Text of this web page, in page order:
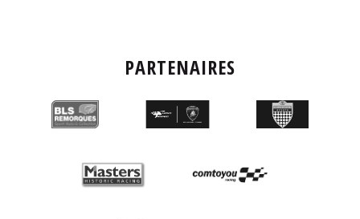
PARTENAIRES